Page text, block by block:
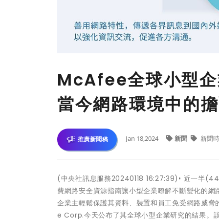
McAfee全球小型
當今網路環境中的
推廣新聞稿 Jan 18,2024 新聞 新聞
(中央社訊息服務20240118 16:27:39)• 近一半
費網路安全資源指南讓小型企業瞭解不斷變化的
企業主輕鬆保護其資料、裝置和員工免受網路威
e Corp.今天公布了其全球小型企業研究的結果。